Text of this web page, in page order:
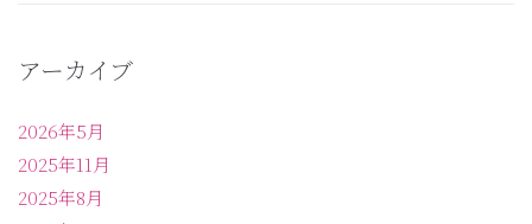
アーカイブ
2026年5月
2025年11月
2025年8月